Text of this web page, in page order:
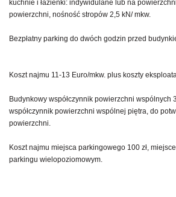
kuchnie i łazienki: indywidulane lub na
powierzchni, nośność stropów 2,5 kN/ mkw.
Bezpłatny parking do dwóch godzin przed
Koszt najmu 11-13 Euro/mkw. plus koszty
Budynkowy współczynnik powierzchni wspólnych
współczynnik powierzchni wspólnej piętra, do
powierzchni.
Koszt najmu miejsca parkingowego 100 zł,
parkingu wielopoziomowym.